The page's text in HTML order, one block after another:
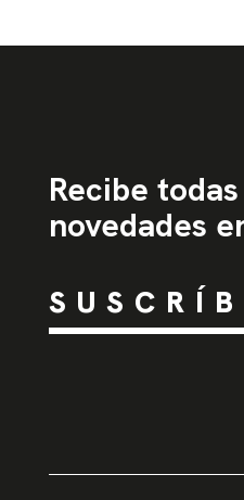
Recibe
novedades